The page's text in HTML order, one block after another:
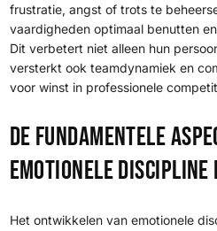
frustratie, angst of trots te
vaardigheden optimaal benutten
Dit verbetert niet alleen hun
versterkt ook teamdynamiek en
voor winst in professionele
De fundamentele
emotionele discipline
Het ontwikkelen van emotionele